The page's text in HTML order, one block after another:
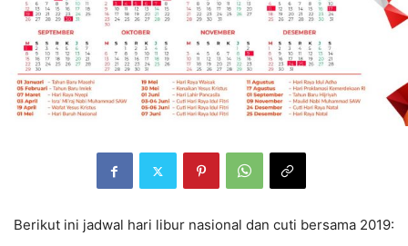
Berikut ini jadwal hari libur nasional dan cuti bersama 2019: